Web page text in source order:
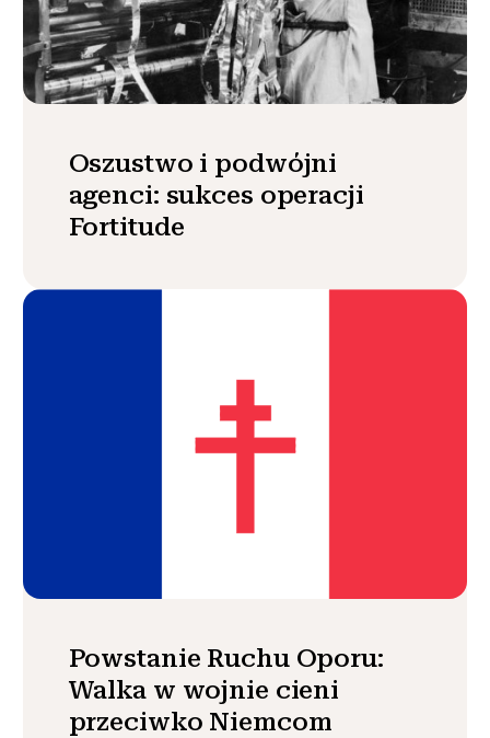
Oszustwo i podwójni
agenci: sukces operacji
Fortitude
Powstanie Ruchu Oporu:
Walka w wojnie cieni
przeciwko Niemcom